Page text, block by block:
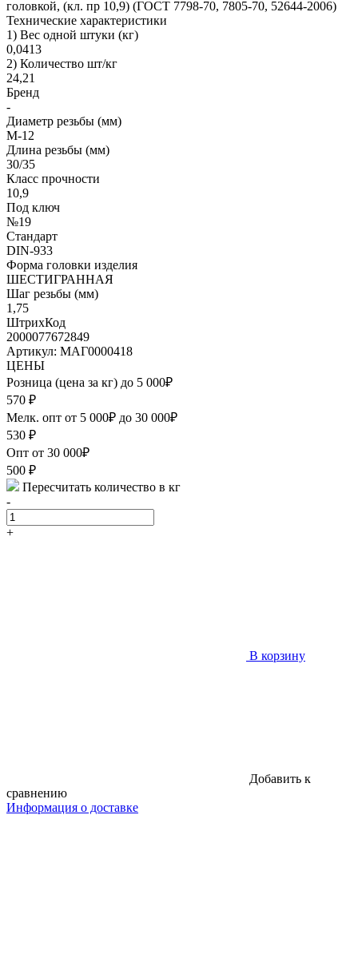
Технические характеристики
1) Вес одной штуки (кг)
0,0413
2) Количество шт/кг
24,21
Бренд
-
Диаметр резьбы (мм)
М-12
Длина резьбы (мм)
30/35
Класс прочности
10,9
Под ключ
№19
Стандарт
DIN-933
Форма головки изделия
ШЕСТИГРАННАЯ
Шаг резьбы (мм)
1,75
ШтрихКод
2000077672849
Артикул: МАГ0000418
ЦЕНЫ
Розница (цена за кг) до 5 000₽
570 ₽
Мелк. опт от 5 000₽ до 30 000₽
530 ₽
Опт от 30 000₽
500 ₽
Пересчитать количество в кг
-
+
В корзину
Добавить к
сравнению
Информация о доставке